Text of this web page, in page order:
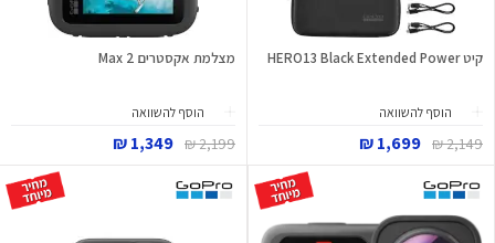
קיט HERO13 Black Extended Power
הוסף להשוואה
2,149 ₪
1,699 ₪
מצלמת אקסטרים Max 2
הוסף להשוואה
2,199 ₪
1,349 ₪